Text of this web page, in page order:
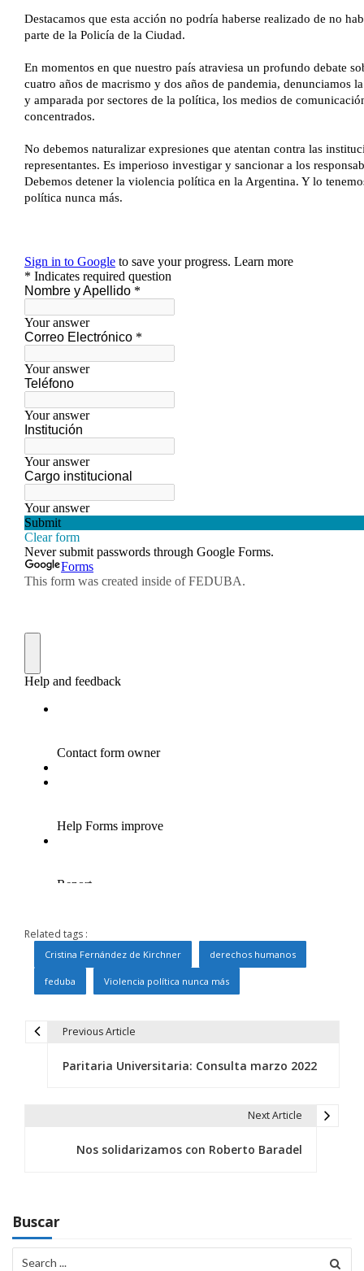
Related tags :
Cristina Fernández de Kirchner derechos humanos
feduba Violencia política nunca más
c
i
Previous Article
Paritaria Universitaria: Consulta marzo 2022
Next Article
Nos solidarizamos con Roberto Baradel
Buscar